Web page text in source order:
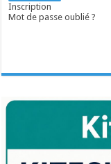
Inscription
Mot de passe oublié ?